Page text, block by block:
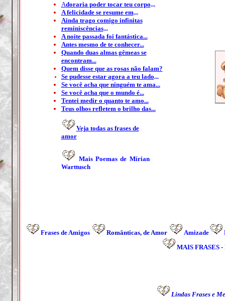
Adoraria poder tocar teu corpo...
A felicidade se resume em...
Ainda trago comigo infinitas
reminiscências...
A noite passada foi fantástica...
Antes mesmo de te conhecer...
Quando duas almas gêmeas se
encontram...
Quem disse que as rosas não falam?
Se pudesse estar agora a teu lado...
Se você acha que ninguém te ama...
Se você acha que o mundo é...
Tentei medir o quanto te amo...
Teus olhos refletem o brilho das...
Veja todas as frases de
amor
Mais Poemas de Mírian
Warttusch
Frases deAmigos Românticas, de Amor Amizade
MAIS FRASES
Lindas Frases e